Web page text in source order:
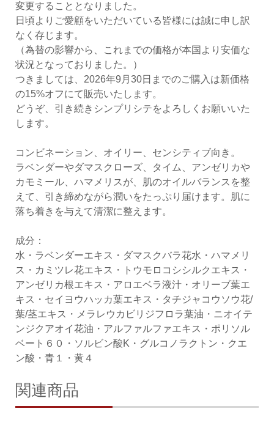
変更することとなりました。
日頃よりご愛顧をいただいている皆様には誠に申し訳
なく存じます。
（為替の影響から、これまでの価格が本国より安価な
状況となっておりました。）
つきましては、2026年9月30日までのご購入は新価格
の15%オフにて販売いたします。
どうぞ、引き続きシンプリシテをよろしくお願いいた
します。
コンビネーション、オイリー、センシティブ向き。
ラベンダーやダマスクローズ、タイム、アンゼリカや
カモミール、ハマメリスが、肌のオイルバランスを整
えて、引き締めながら潤いをたっぷり届けます。肌に
落ち着きを与えて清潔に整えます。
成分：
水・ラベンダーエキス・ダマスクバラ花水・ハマメリ
ス・カミツレ花エキス・トウモロコシシルクエキス・
アンゼリカ根エキス・アロエベラ液汁・オリーブ葉エ
キス・セイヨウハッカ葉エキス・タチジャコウソウ花/
葉/茎エキス・メラレウカビリジフロラ葉油・ニオイテ
ンジクアオイ花油・アルファルファエキス・ポリソル
ベート６０・ソルビン酸K・グルコノラクトン・クエ
ン酸・青１・黄４
関連商品